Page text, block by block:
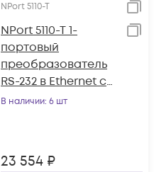
NPort 5110-T
NPort 5110-T 1-
портовый
преобразователь
RS-232 в Ethernet с
расширенным
В наличии: 6 шт
23 554 ₽